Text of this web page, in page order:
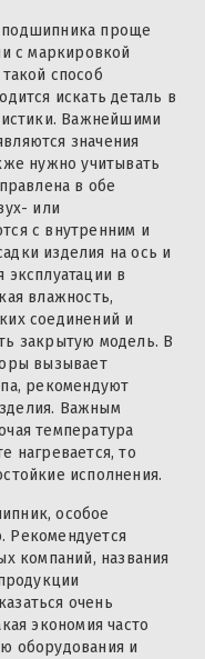
подшипника проще
с маркировкой
способ
искать деталь в
Важнейшими
значения
нужно учитывать
в обе
или
с внутренним и
изделия на ось и
в
влажность,
соединений и
закрытую модель. В
вызывает
рекомендуют
Важным
температура
нагревается, то
исполнения.
особое
Рекомендуется
компаний, названия
очень
экономия часто
оборудования и